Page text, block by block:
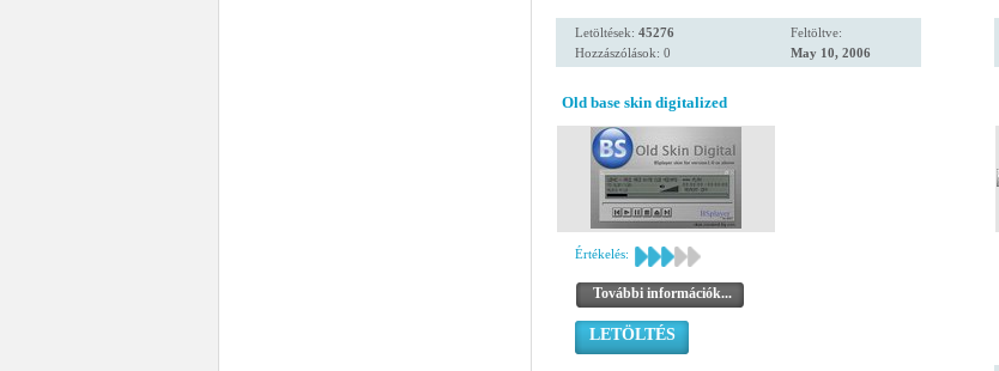
Letöltések: 45276
Hozzászólások: 0
Feltöltve:
May 10, 2006
Old base skin digitalized
Értékelés:
További információk...
LETÖLTÉS